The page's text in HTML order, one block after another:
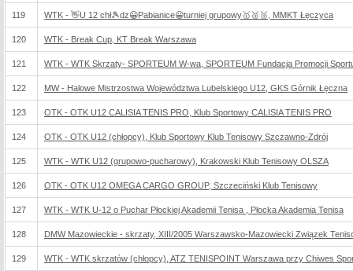
119 WTK - 👋U 12 chł🎾dz😀Pabianice😀turniej grupowy🥇🥈🥉, MMKT Łęczyca
120 WTK - Break Cup, KT Break Warszawa
121 WTK - WTK Skrzaty- SPORTEUM W-wa, SPORTEUM Fundacja Promocji
122 MW - Halowe Mistrzostwa Województwa Lubelskiego U12, GKS Górnik Łęczna
123 OTK - OTK U12 CALISIA TENIS PRO, Klub Sportowy CALISIA TENIS PRO
124 OTK - OTK U12 (chłopcy), Klub Sportowy Klub Tenisowy Szczawno-Zdrój
125 WTK - WTK U12 (grupowo-pucharowy), Krakowski Klub Tenisowy OLSZA
126 OTK - OTK U12 OMEGA CARGO GROUP, Szczeciński Klub Tenisowy
127 WTK - WTK U-12 o Puchar Płockiej Akademii Tenisa , Płocka Akademia Tenisa
128 DMW Mazowieckie - skrzaty, XIII/2005 Warszawsko-Mazowiecki Związek
129 WTK - WTK skrzatów (chłopcy), ATZ TENISPOINT Warszawa przy Chiwes